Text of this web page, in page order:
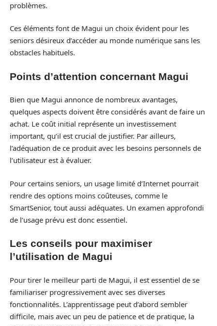
problèmes.
Ces éléments font de Magui un choix évident pour les
seniors désireux d’accéder au monde numérique sans les
obstacles habituels.
Points d’attention concernant Magui
Bien que Magui annonce de nombreux avantages,
quelques aspects doivent être considérés avant de faire un
achat. Le coût initial représente un investissement
important, qu’il est crucial de justifier. Par ailleurs,
l’adéquation de ce produit avec les besoins personnels de
l’utilisateur est à évaluer.
Pour certains seniors, un usage limité d’Internet pourrait
rendre des options moins coûteuses, comme le
SmartSenior, tout aussi adéquates. Un examen approfondi
de l’usage prévu est donc essentiel.
Les conseils pour maximiser
l’utilisation de Magui
Pour tirer le meilleur parti de Magui, il est essentiel de se
familiariser progressivement avec ses diverses
fonctionnalités. L’apprentissage peut d’abord sembler
difficile, mais avec un peu de patience et de pratique, la